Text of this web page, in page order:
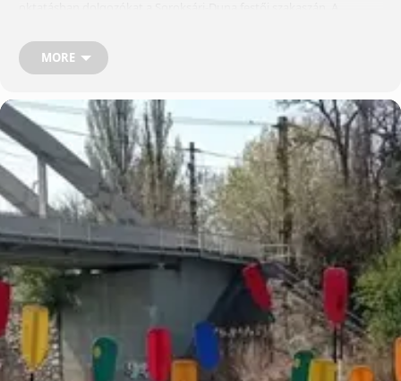
számára szervezik, legyen szó pedagógusokról,
óvodapedagógusokról, egyetemi oktatókról, adminisztratív
munkatársakról vagy az oktatási rendszer bármely más területén
környezetében zajlanak, ahol a résztvevők egy napra
kiszakadhatnak a mindennapokból, miközben Budapest egyik
legszebb és legkevésbé ismert vízi világát fedezhetik fel. A lassan
hömpölygő víz, a zöld partok és a csendes öblök tökéletes
környezetet biztosítanak a kikapcsolódáshoz. A program nemcsak
gyakorlott evezősöknek szól. Kezdők is bátran jelentkezhetnek,
hiszen a szervezők segítséget nyújtanak a szükséges ismeretek
elsajátításában. Egyes időpontokon nyílt nap és kormányos képzés
is kapcsolódik a túrákhoz. A részvétel teljesen ingyenes, mindössze
előzetes regisztráció és egy intézményi OM-azonosító szükséges.
MORE